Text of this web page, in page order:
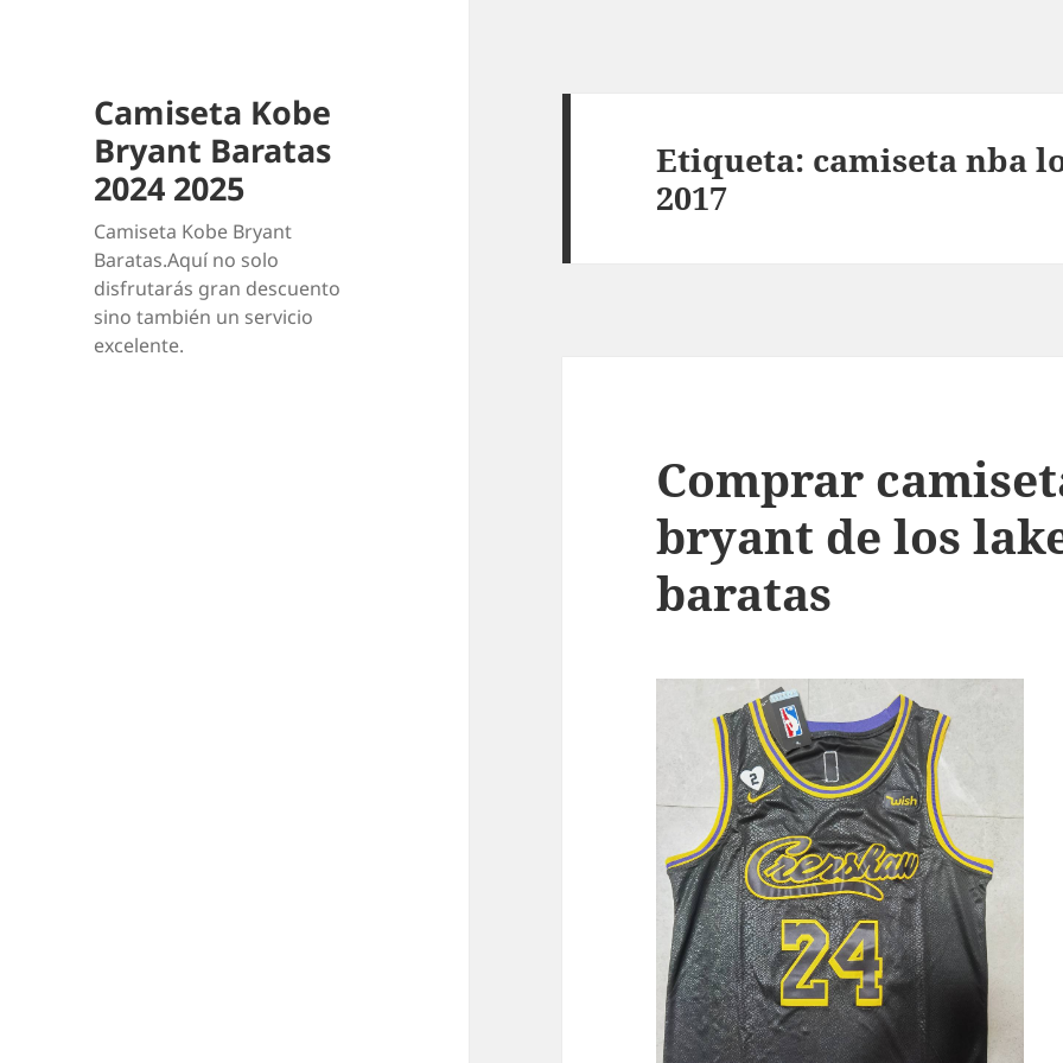
Camiseta Kobe
Bryant Baratas
2024 2025
Camiseta Kobe Bryant
Baratas.Aquí no solo
disfrutarás gran descuento
sino también un servicio
excelente.
Etiqueta: camiseta nba
2017
Comprar
bryant de los
baratas